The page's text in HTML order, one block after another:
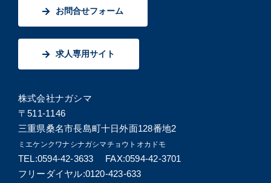
お問合せフォーム
求人専用サイト
株式会社ナガシマ
〒511-1146
三重県桑名市長島町十日外面128番地2
ミエケンクワナシナガシマチョウトオカドモ
TEL:0594-42-3633 FAX:0594-42-3701
フリーダイヤル:0120-423-633